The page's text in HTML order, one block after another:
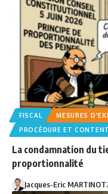
FISCAL
MESURES
PROCÉDURE ET
La condamnation du
proportionnalité
Jacques-Eric MARTINOT